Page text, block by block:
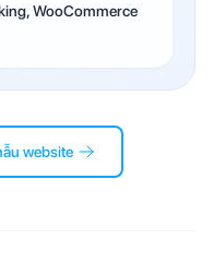
WooCommerce
website